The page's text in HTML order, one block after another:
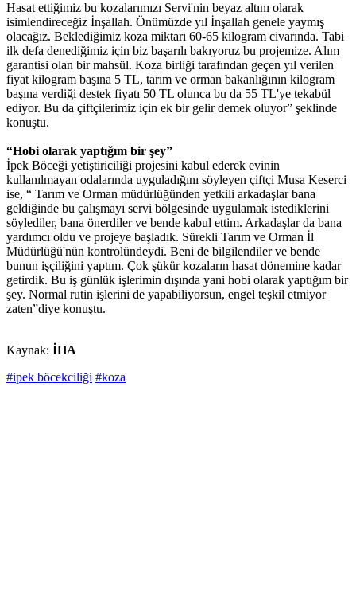
Hasat ettiğimiz bu kozalarımızı Servi'nin beyaz altını olarak
isimlendireceğiz İnşallah. Önümüzde yıl İnşallah genele yaymış
olacağız. Beklediğimiz koza miktarı 60-65 kilogram civarında. Tabi
ilk defa denediğimiz için biz başarılı bakıyoruz bu projemize. Alım
garantisi olan bir mahsül. Koza birliği tarafından geçen yıl verilen
fiyat kilogram başına 5 TL, tarım ve orman bakanlığının kilogram
başına verdiği destek fiyatı 50 TL olunca bu da 55 TL'ye tekabül
ediyor. Bu da çiftçilerimiz için ek bir gelir demek oluyor” şeklinde
konuştu.
“Hobi olarak yaptığım bir şey”
İpek Böceği yetiştiriciliği projesini kabul ederek evinin
kullanılmayan odalarında uyguladığını söyleyen çiftçi Musa Keserci
ise, “ Tarım ve Orman müdürlüğünden yetkili arkadaşlar bana
geldiğinde bu çalışmayı servi bölgesinde uygulamak istediklerini
söylediler, bana önerdiler ve bende kabul ettim. Arkadaşlar da bana
yardımcı oldu ve projeye başladık. Sürekli Tarım ve Orman İl
Müdürlüğü'nün kontrolündeydi. Beni de bilgilendiler ve bende
bunun işçiliğini yaptım. Çok şükür kozaların hasat dönemine kadar
getirdik. Bu iş günlük işlerimin dışında yani hobi olarak yaptığım bir
şey. Normal rutin işlerini de yapabiliyorsun, engel teşkil etmiyor
zaten”diye konuştu.
Kaynak: İHA
#ipek böcekciliği #koza